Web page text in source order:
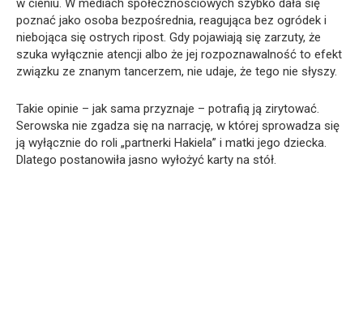
w cieniu. W mediach społecznościowych szybko dała się
poznać jako osoba bezpośrednia, reagująca bez ogródek i
niebojąca się ostrych ripost. Gdy pojawiają się zarzuty, że
szuka wyłącznie atencji albo że jej rozpoznawalność to efekt
związku ze znanym tancerzem, nie udaje, że tego nie słyszy.
Takie opinie – jak sama przyznaje – potrafią ją zirytować.
Serowska nie zgadza się na narrację, w której sprowadza się
ją wyłącznie do roli „partnerki Hakiela” i matki jego dziecka.
Dlatego postanowiła jasno wyłożyć karty na stół.